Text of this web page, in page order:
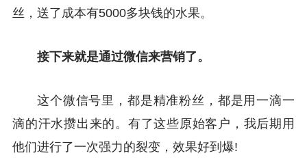
丝，送了成本有5000多块钱的水果。
接下来就是通过微信来营销了。
这个微信号里，都是精准粉丝，都是用一滴一
滴的汗水攒出来的。有了这些原始客户，我后期用
他们进行了一次强力的裂变，效果好到爆!